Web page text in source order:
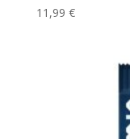
11,99 €